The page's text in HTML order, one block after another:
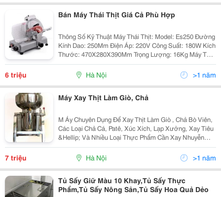
Bán Máy Thái Thịt Giá Cả Phù Hợp
Thông Số Kỹ Thuật Máy Thái Thịt: Model: Es250 Đường
Kính Dao: 250Mm Điện Áp: 220V Công Suất: 180W Kích
Thước: 470X280X390Mm Trọng Lượng: 16Kg Máy Thái
Được Thịt Sống, Thịt Chín Và Cả Thịt Đông Lạnh Thành
Những Lát Thịt Bằng Nhau,
6 triệu Hà Nội >1 năm
Máy Xay Thịt Làm Giò, Chả
M Áy Chuyên Dụng Để Xay Thịt Làm Giò , Chả Bò Viên,
Các Loại Chả Cá, Patê, Xúc Xích, Lạp Xưởng, Xay Tiêu
&Hellip; Và Nhiều Loại Thực Phẩm Cần Xay Nhuyễn
Khác. Thành Cối Được Chế Tạo Hoàn Toàn Từ Inox 304
Chống Gỉ Sét, Hạn Chế Ăn Mòn, Có Thể Dễ Dàn
7 triệu Hà Nội >1 năm
Tủ Sấy Giữ Màu 10 Khay,Tủ Sấy Thực
Phẩm,Tủ Sấy Nông Sản,Tủ Sấy Hoa Quả Dẻo